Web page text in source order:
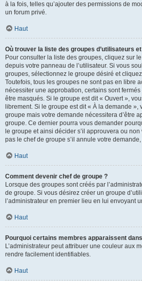
à la fois, telles qu’ajouter des permissions de
un forum privé.
Haut
Où trouver la liste des groupes d’utilisateurs
Pour consulter la liste des groupes, cliquez sur
depuis votre panneau de l’utilisateur. Si vous
groupes, sélectionnez le groupe désiré et
Toutefois, tous les groupes ne sont pas en libre
nécessiter une approbation, certains sont fermés
être masqués. Si le groupe est dit « Ouvert »,
librement. Si le groupe est dit « À la demande »,
groupe mais votre demande nécessitera d’être
groupe. Ce dernier pourra vous demander
le groupe et ainsi décider s’il approuvera ou
pas le chef de groupe s’il annule votre
Haut
Comment devenir chef de groupe ?
Lorsque des groupes sont créés par
de groupe. Si vous désirez créer un groupe
l’administrateur en premier lieu en lui envoyant
Haut
Pourquoi certains membres apparaissent
L’administrateur peut attribuer une couleur aux
rendre facilement identifiables.
Haut